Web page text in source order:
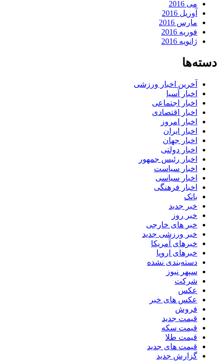
می 2016
آوریل 2016
مارس 2016
فوریه 2016
ژانویه 2016
دسته‌ها
آخرین اخبار ورزشی
اخبار آسیا
اخبار اجتماعی
اخبار اقتصادی
اخبار امروز
اخبار ایران
اخبار جهان
اخبار دولتی
اخبار رئیس جمهور
اخبار سیاست
اخبار سیاسی
اخبار فرهنگی
بانک
خبر جدید
خبر روز
خبر های خارجی
خبر ورزشی جدید
خبرهای آمریکا
خبرهای اروپا
دسته‌بندی نشده
سپهر نیوز
شرکت
عکس
عکس های خبر
فروش
قیمت جدید
قیمت سکه
قیمت طلا
قیمت های جدید
گزارش جدید